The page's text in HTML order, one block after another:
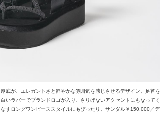
底が、エレガントさと軽やかな雰囲気を感じさせるデザイン。足首を
いラバーでブランドロゴが入り、さりげないアクセントにもなってく
すロングワンピーススタイルにもぴったり。サンダル￥150,000／デ